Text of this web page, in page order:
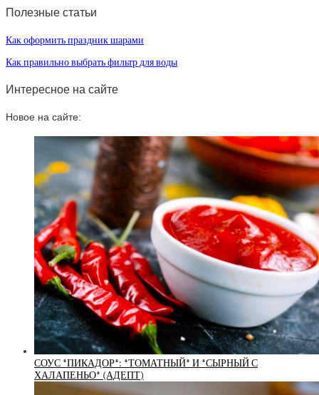
Полезные статьи
Как оформить праздник шарами
Как правильно выбрать фильтр для воды
Интересное на сайте
Новое на сайте:
СОУС *ПИКАДОР*: *ТОМАТНЫЙ* И *СЫРНЫЙ С
ХАЛАПЕНЬО* (АДЕПТ)